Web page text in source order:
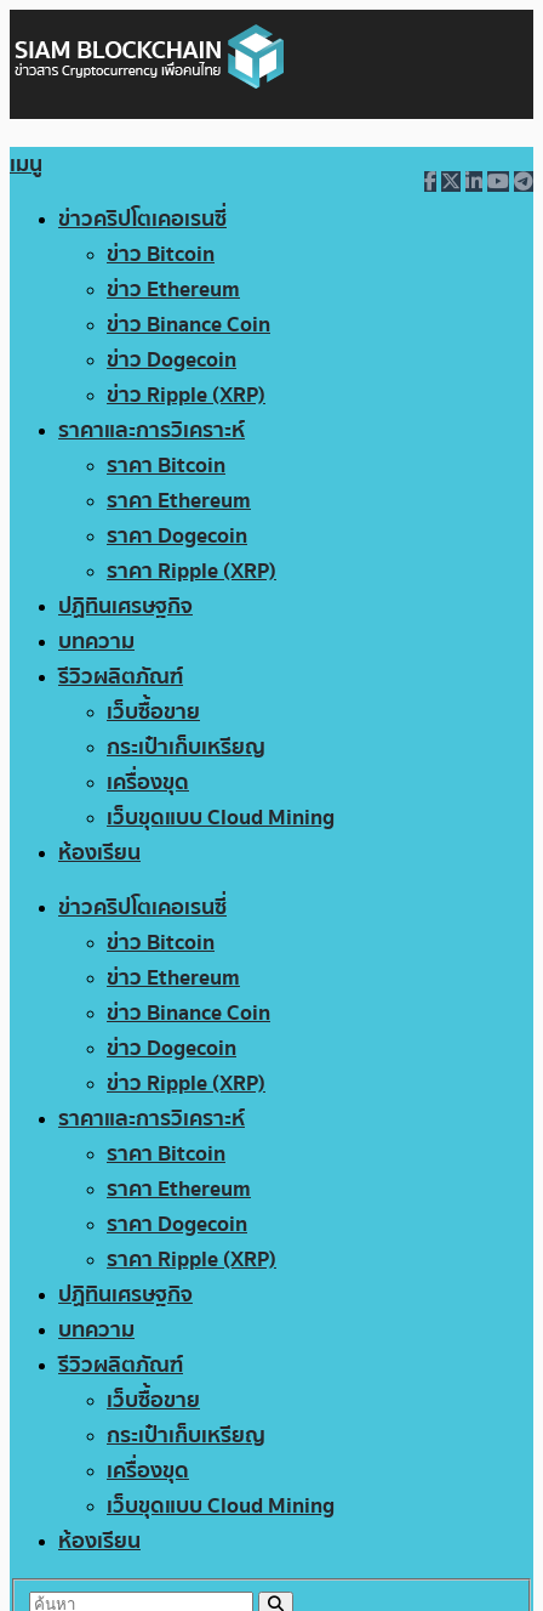
เมนู
ข่าวคริปโตเคอเรนซี่
ข่าว Bitcoin
ข่าว Ethereum
ข่าว Binance Coin
ข่าว Dogecoin
ข่าว Ripple (XRP)
ราคาและการวิเคราะห์
ราคา Bitcoin
ราคา Ethereum
ราคา Dogecoin
ราคา Ripple (XRP)
ปฏิทินเศรษฐกิจ
บทความ
รีวิวผลิตภัณฑ์
เว็บซื้อขาย
กระเป๋าเก็บเหรียญ
เครื่องขุด
เว็บขุดแบบ Cloud Mining
ห้องเรียน
ข่าวคริปโตเคอเรนซี่
ข่าว Bitcoin
ข่าว Ethereum
ข่าว Binance Coin
ข่าว Dogecoin
ข่าว Ripple (XRP)
ราคาและการวิเคราะห์
ราคา Bitcoin
ราคา Ethereum
ราคา Dogecoin
ราคา Ripple (XRP)
ปฏิทินเศรษฐกิจ
บทความ
รีวิวผลิตภัณฑ์
เว็บซื้อขาย
กระเป๋าเก็บเหรียญ
เครื่องขุด
เว็บขุดแบบ Cloud Mining
ห้องเรียน